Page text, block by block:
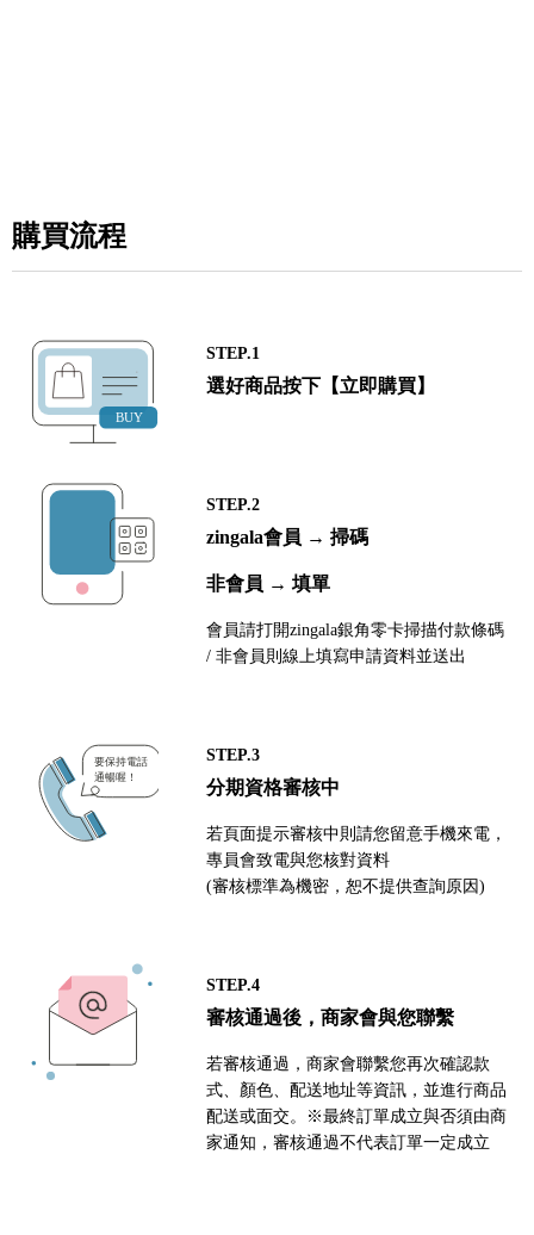
購買流程
STEP.1
選好商品按下【立即購買】
STEP.2
zingala會員 → 掃碼
非會員 → 填單
會員請打開zingala銀角零卡掃描付款條碼
/ 非會員則線上填寫申請資料並送出
STEP.3
分期資格審核中
若頁面提示審核中則請您留意手機來電，
專員會致電與您核對資料
(審核標準為機密，恕不提供查詢原因)
STEP.4
審核通過後，商家會與您聯繫
若審核通過，商家會聯繫您再次確認款
式、顏色、配送地址等資訊，並進行商品
配送或面交。※最終訂單成立與否須由商
家通知，審核通過不代表訂單一定成立